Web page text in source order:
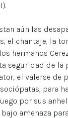
aún las
el chantaje, la
hermanos
seguridad de la
el valerse
para
por sus
amenaza